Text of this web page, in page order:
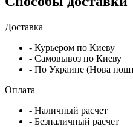
Доставка
- Курьером по Киеву
- Самовывоз по Киеву
- По Украине (Нова
Оплата
- Наличный расчет
- Безналичный расчет